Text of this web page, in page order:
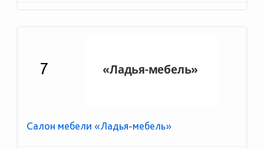
7
Салон мебели «Ладья-мебель»